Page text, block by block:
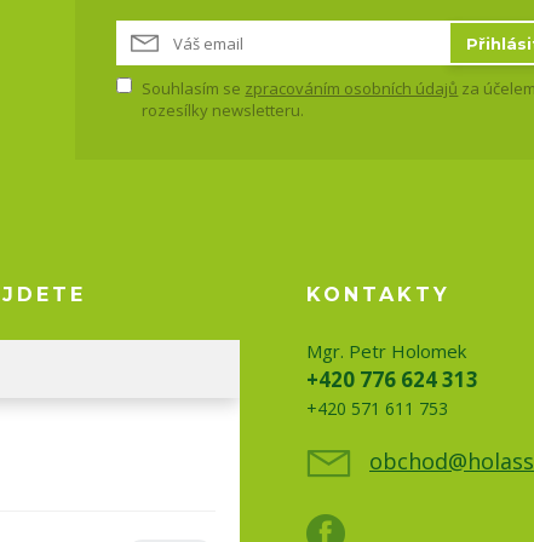
Souhlasím se zpracováním osobních údajů za účelem
rozesílky newsletteru.
KONTAKTY
Mgr. Petr Holomek
+420 776 624 313
+420 571 611 753